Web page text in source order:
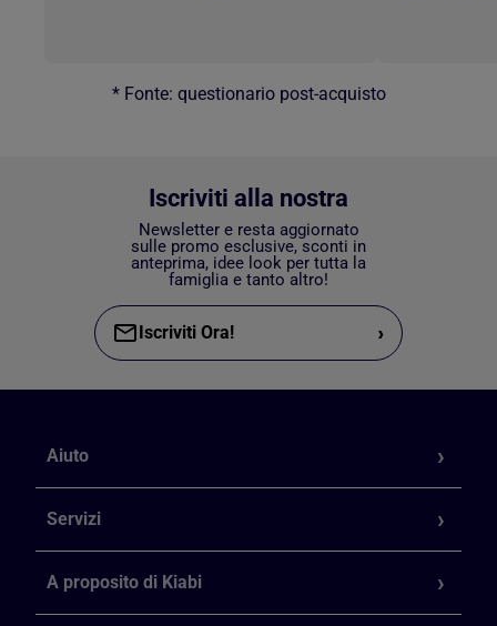
* Fonte: questionario post-acquisto
Iscriviti alla nostra
Newsletter e resta aggiornato
sulle promo esclusive, sconti in
anteprima, idee look per tutta la
famiglia e tanto altro!
Iscriviti Ora! ›
Aiuto
Servizi
A proposito di Kiabi